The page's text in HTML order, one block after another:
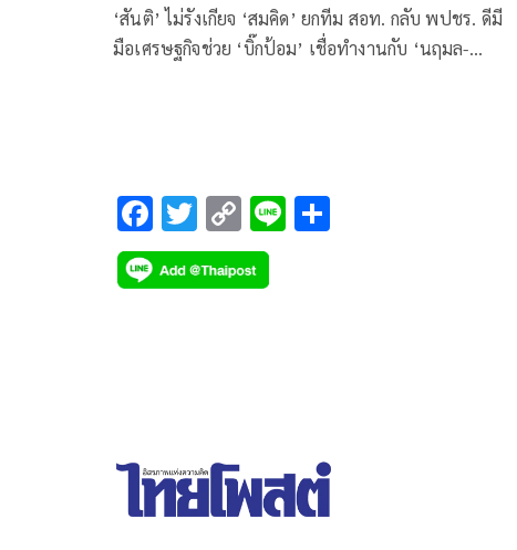
‘สันติ’ ไม่รังเกียจ ‘สมคิด’ ยกทีม สอท. กลับ พปชร. ดีมี
มือเศรษฐกิจช่วย ‘บิ๊กป้อม’ เชื่อทำงานกับ ‘นฤมล-
F
ac
e
T
wi
tt
C
o
p
Li